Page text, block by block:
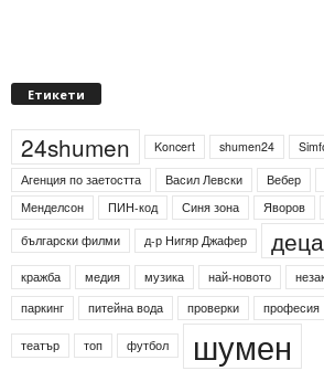
Етикети
24shumen Koncert shumen24
Агенция по заетостта
Васил Левски Вебер
Менделсон
ПИН-код Синя зона Яворов
български филми
д-р Нигяр Джафер деца
кражба медия музика най-новото
паркинг питейна вода проверки професия
театър топ футбол шумен